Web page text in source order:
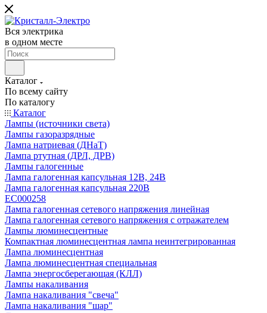
Вся электрика
в одном месте
Каталог
По всему сайту
По каталогу
Каталог
Лампы (источники света)
Лампы газоразрядные
Лампа натриевая (ДНаТ)
Лампа ртутная (ДРЛ, ДРВ)
Лампы галогенные
Лампа галогенная капсульная 12В, 24В
Лампа галогенная капсульная 220В
EC000258
Лампа галогенная сетевого напряжения линейная
Лампа галогенная сетевого напряжения с отражателем
Лампы люминесцентные
Компактная люминесцентная лампа неинтегрированная
Лампа люминесцентная
Лампа люминесцентная специальная
Лампа энергосберегающая (КЛЛ)
Лампы накаливания
Лампа накаливания "свеча"
Лампа накаливания "шар"